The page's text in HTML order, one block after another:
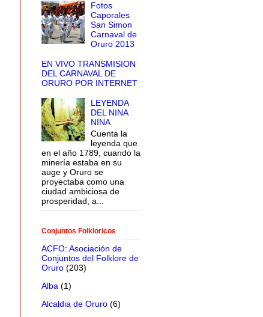
Fotos
Caporales
San Simon
Carnaval de
Oruro 2013
EN VIVO TRANSMISION
DEL CARNAVAL DE
ORURO POR INTERNET
LEYENDA
DEL NINA
NINA
Cuenta la
leyenda que
en el año 1789, cuando la
minería estaba en su
auge y Oruro se
proyectaba como una
ciudad ambiciosa de
prosperidad, a...
Conjuntos Folkloricos
ACFO: Asociación de
Conjuntos del Folklore de
Oruro (203)
Alba (1)
Alcaldia de Oruro (6)